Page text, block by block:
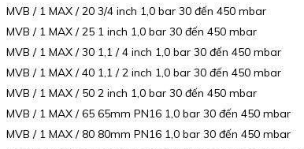
MVB / 1 MAX / 20 3/4 inch 1,0 bar 30 đến 450 mbar
MVB / 1 MAX / 25 1 inch 1,0 bar 30 đến 450 mbar
MVB / 1 MAX / 30 1,1 / 4 inch 1,0 bar 30 đến 450 mbar
MVB / 1 MAX / 40 1,1 / 2 inch 1,0 bar 30 đến 450 mbar
MVB / 1 MAX / 50 2 inch 1,0 bar 30 đến 450 mbar
MVB / 1 MAX / 65 65mm PN16 1,0 bar 30 đến 450 mbar
MVB / 1 MAX / 80 80mm PN16 1,0 bar 30 đến 450 mbar